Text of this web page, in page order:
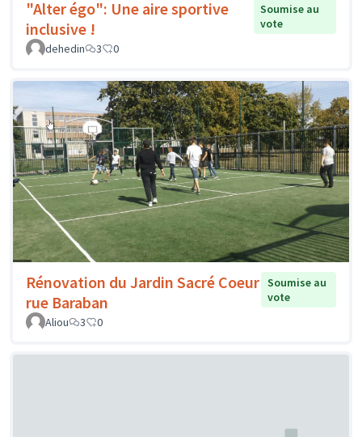
"Alter égo": Une aire sportive
inclusive !
Soumise au
vote
dehedin
3 0
Rénovation du Jardin Sacré Coeur
rue Baraban
Soumise au
vote
Aliou
3 0